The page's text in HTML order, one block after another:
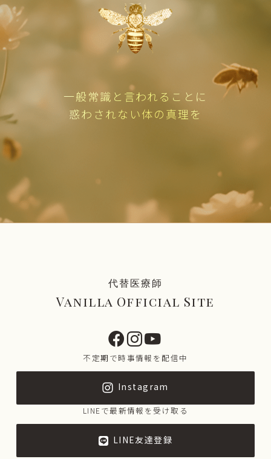
一般常識と言われることに
惑わされない体の真理を
代替医療師
Vanilla Official Site
不定期で時事情報を配信中
Instagram
LINEで最新情報を受け取る
LINE友達登録